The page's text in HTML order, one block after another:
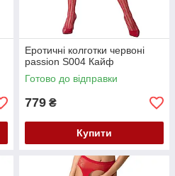
Еротичні колготки червоні
passion S004 Кайф
Готово до відправки
779 ₴
Купити